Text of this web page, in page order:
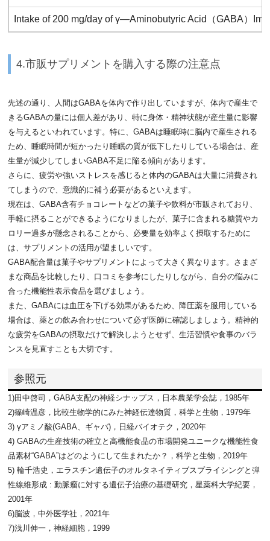
Intake of 200 mg/day of γ—Aminobutyric Acid（GABA）
4.市販サプリメントを購入する際の注意点
先述の通り、人間はGABAを体内で作り出していますが、体内で産生で
きるGABAの量には個人差があり、特に身体・精神状態が産生量に影響
を与えるといわれています。特に、GABAは睡眠時に脳内で産生される
ため、睡眠時間が短かったり睡眠の質が低下したりしている場合は、産
生量が減少してしまいGABA不足に陥る傾向があります。
さらに、疲労や強いストレスを感じると体内のGABAは大量に消費され
てしまうので、意識的に補う必要があるといえます。
現在は、GABA含有チョコレートなどの菓子や飲料が市販されており、
手軽に摂ることができるようになりましたが、菓子に含まれる糖質やカ
ロリー過多が懸念されることから、必要量を効率よく摂取するために
は、サプリメントの活用が望ましいです。
GABA配合量は菓子やサプリメントによって大きく異なります。さまざ
まな商品を比較したり、口コミを参考にしたりしながら、自分の悩みに
合った機能性表示食品を選びましょう。
また、GABAには血圧を下げる効果があるため、降圧薬を服用している
場合は、薬との飲み合わせについて必ず医師に確認しましょう。精神的
な疲労をGABAの摂取だけで解決しようとせず、生活習慣や食事のバラ
ンスを見直すことも大切です。
参照元
1)田中啓司，GABA支配の神経シナップス，日本農業学会誌，1985年
2)篠崎温彦，比較生物学的にみた神経伝達物質，科学と生物，1979年
3) γアミノ酸(GABA、ギャバ)，日経バイオテク，2020年
4) GABAの生産技術の確立と高機能食品の市場開発ユニークな機能性食
品素材“GABA”はどのようにして生まれたか？，科学と生物，2019年
5) 輪千浩史，エラスチン遺伝子のオルタネイティブスプライシングと弾
性線維形成 : 動脈瘤に対する遺伝子治療の基礎研究，星薬科大学紀要，
2001年
6)脳波，中外医学社，2021年
7)浅川伸一，神経細胞，1999